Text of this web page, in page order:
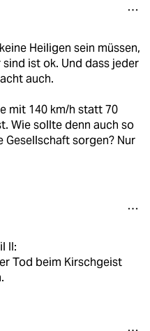
Heiligen sein müssen,
ist ok. Und dass jeder
auch.
mit 140 km/h statt 70
Wie sollte denn auch so
Gesellschaft sorgen? Nur
II:
Tod beim Kirschgeist